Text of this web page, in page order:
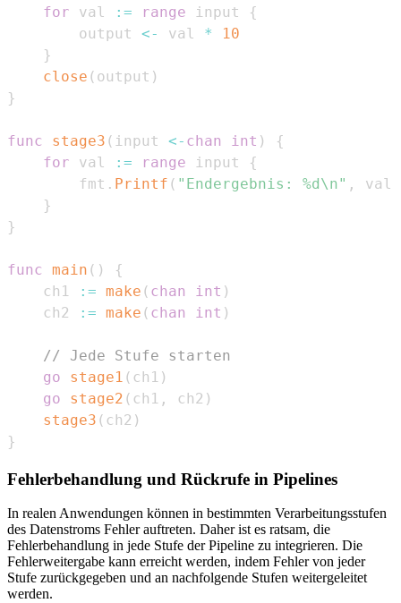
for val := range input
{
        output
<- val *
10
}
close ( output )
}
func stage3 ( input <- chan int )
{
for val := range input
{
        fmt
. Printf ( "Endergebnis: %d\n" , val
}
}
func main ( )
{
    ch1
:= make ( chan int )
    ch2
:= make ( chan int )
// Jede Stufe starten
go
stage1 ( ch1 )
go
stage2 ( ch1 , ch2 )
stage3 ( ch2 )
}
Fehlerbehandlung und Rückrufe in Pipelines
In realen Anwendungen können in bestimmten Verarbeitungsstufen
des Datenstroms Fehler auftreten. Daher ist es ratsam, die
Fehlerbehandlung in jede Stufe der Pipeline zu integrieren. Die
Fehlerweitergabe kann erreicht werden, indem Fehler von jeder
Stufe zurückgegeben und an nachfolgende Stufen weitergeleitet
werden.